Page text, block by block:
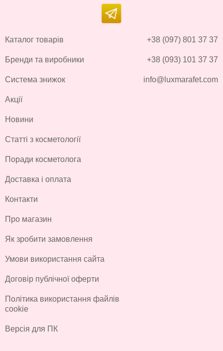
Каталог товарів
Бренди та виробники
Система знижок
Акції
Новини
Статті з косметології
Поради косметолога
Доставка і оплата
Контакти
Про магазин
Як зробити замовлення
Умови використання сайта
Договір публічної оферти
Політика використання файлів
cookie
Версія для ПК
+38 (097) 801 37 37
+38 (093) 101 37 37
info@luxmarafet.com